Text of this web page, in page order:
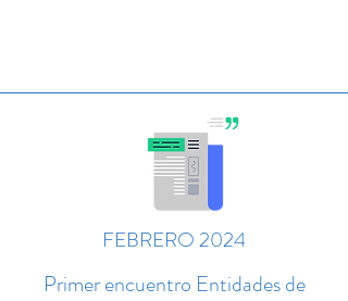
FEBRERO 2024
Primer encuentro Entidades de